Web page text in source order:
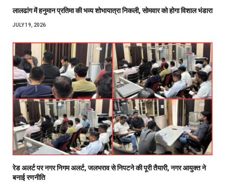
लालढांग में हनुमान प्रतिमा की भव्य शोभायात्रा निकली, सोमवार को होगा विशाल भंडारा
JULY 19, 2026
रेड अलर्ट पर नगर निगम अलर्ट, जलभराव से निपटने की पूरी तैयारी, नगर आयुक्त ने
बनाई रणनीति